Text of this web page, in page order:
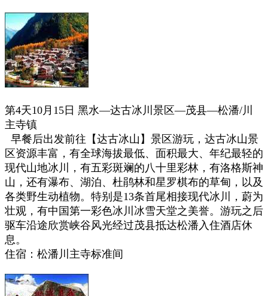
第4天10月15日 黑水—达古冰川景区—茂县—松潘/川
主寺镇
早餐后出发前往【达古冰山】景区游玩，达古冰山景
区资源丰富，有全球海拔最低、面积最大、年纪最轻的
现代山地冰川，有五彩斑斓的八十里彩林，有洛格斯神
山，还有瀑布、湖泊、杜鹃林和星罗棋布的草甸，以及
各类野生动植物。特别是13条首尾相接现代冰川，蔚为
壮观，有中国第一彩色冰川冰雪天堂之美誉。游玩之后
驱车沿途欣赏峡谷风光经过茂县抵达松潘入住酒店休
息。
住宿：松潘川主寺标准间